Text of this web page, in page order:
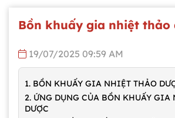
Bồn khuấy gia nhiệt thảo
19/07/2025 09:59 AM
1. BỒN KHUẤY GIA NHIỆT THẢO
2. ỨNG DỤNG CỦA BỒN KHUẤY GIA
DƯỢC